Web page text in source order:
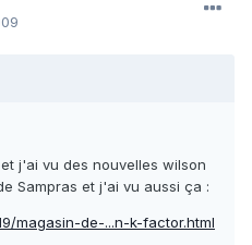
j'ai vu des nouvelles wilson
Sampras et j'ai vu aussi ça :
magasin-de-...n-k-factor.html